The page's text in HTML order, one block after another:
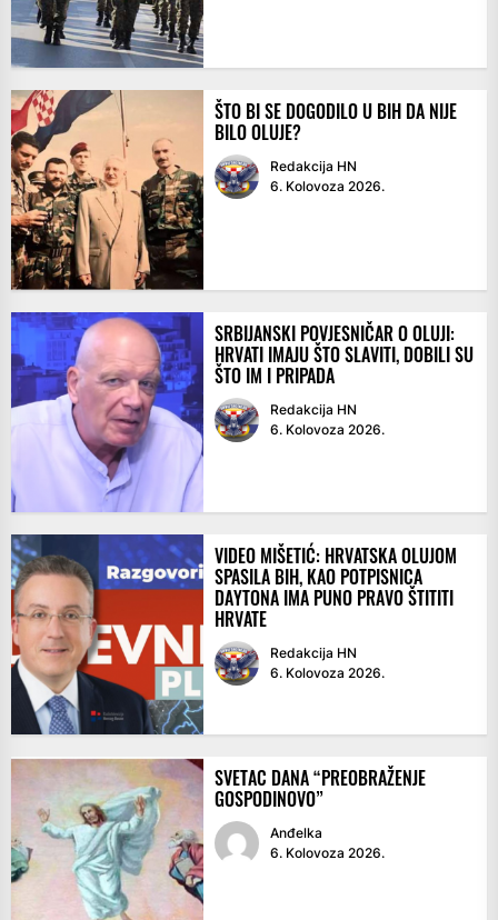
ŠTO BI SE DOGODILO U BIH DA NIJE
BILO OLUJE?
Redakcija HN
6. Kolovoza 2026.
SRBIJANSKI POVJESNIČAR O OLUJI:
HRVATI IMAJU ŠTO SLAVITI, DOBILI SU
ŠTO IM I PRIPADA
Redakcija HN
6. Kolovoza 2026.
VIDEO MIŠETIĆ: HRVATSKA OLUJOM
SPASILA BIH, KAO POTPISNICA
DAYTONA IMA PUNO PRAVO ŠTITITI
HRVATE
Redakcija HN
6. Kolovoza 2026.
SVETAC DANA “PREOBRAŽENJE
GOSPODINOVO”
Anđelka
6. Kolovoza 2026.